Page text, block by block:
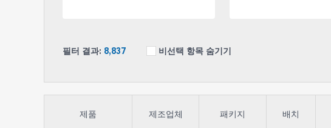
필터 결과: 8,837 비선택 항목 숨기기
제품 제조업체 패키지 배치